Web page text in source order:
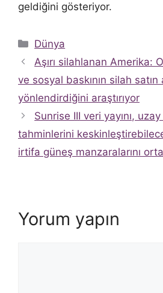
geldiğini gösteriyor.
Kategoriler
Dünya
Aşırı silahlanan Amerika:
ve sosyal baskının silah satın
yönlendirdiğini araştırıyor
Sunrise III veri yayını,
tahminlerini
irtifa güneş manzaralarını
Yorum yapın